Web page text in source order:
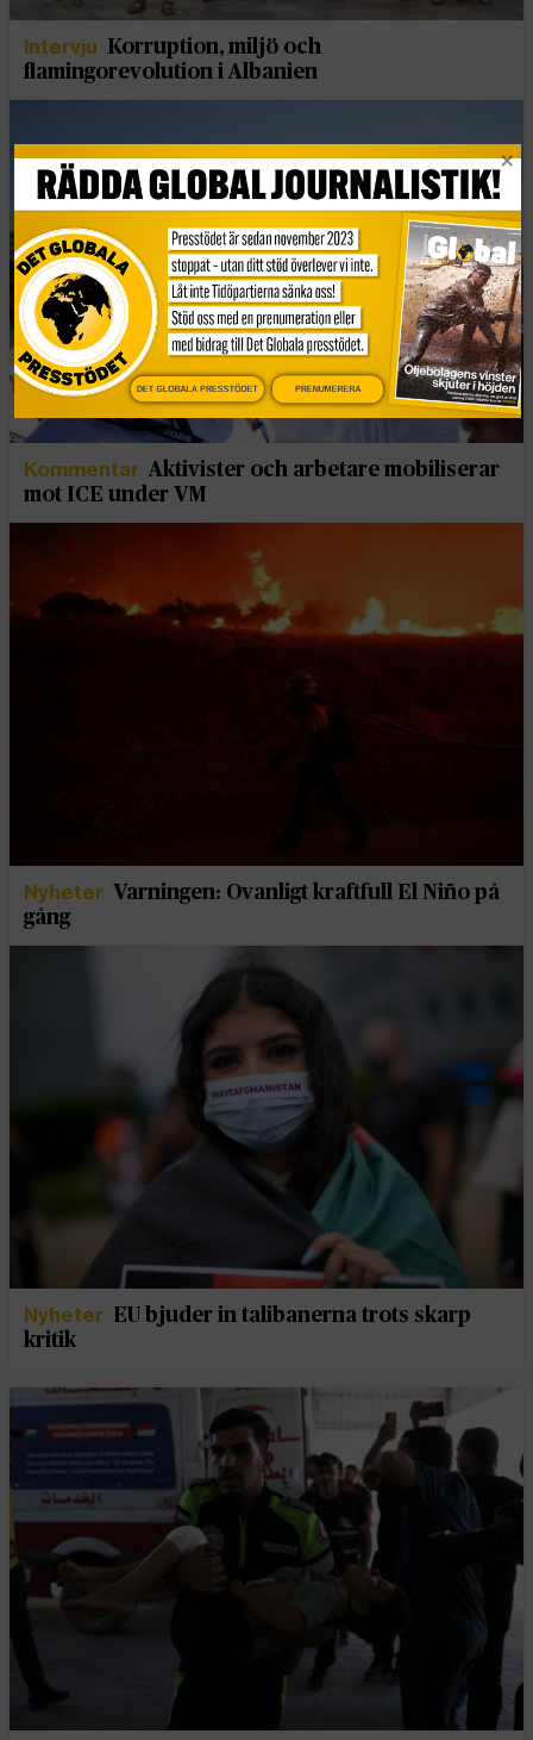
Intervju
Korruption, miljö och
flamingorevolution i Albanien
Kommentar Aktivister och arbetare mobiliserar
mot ICE under VM
Nyheter Varningen: Ovanligt kraftfull El Niño på
gång
Nyheter
EU bjuder in talibanerna trots skarp
kritik
DET GLOBALA PRESSTÖDET PRENUMERERA